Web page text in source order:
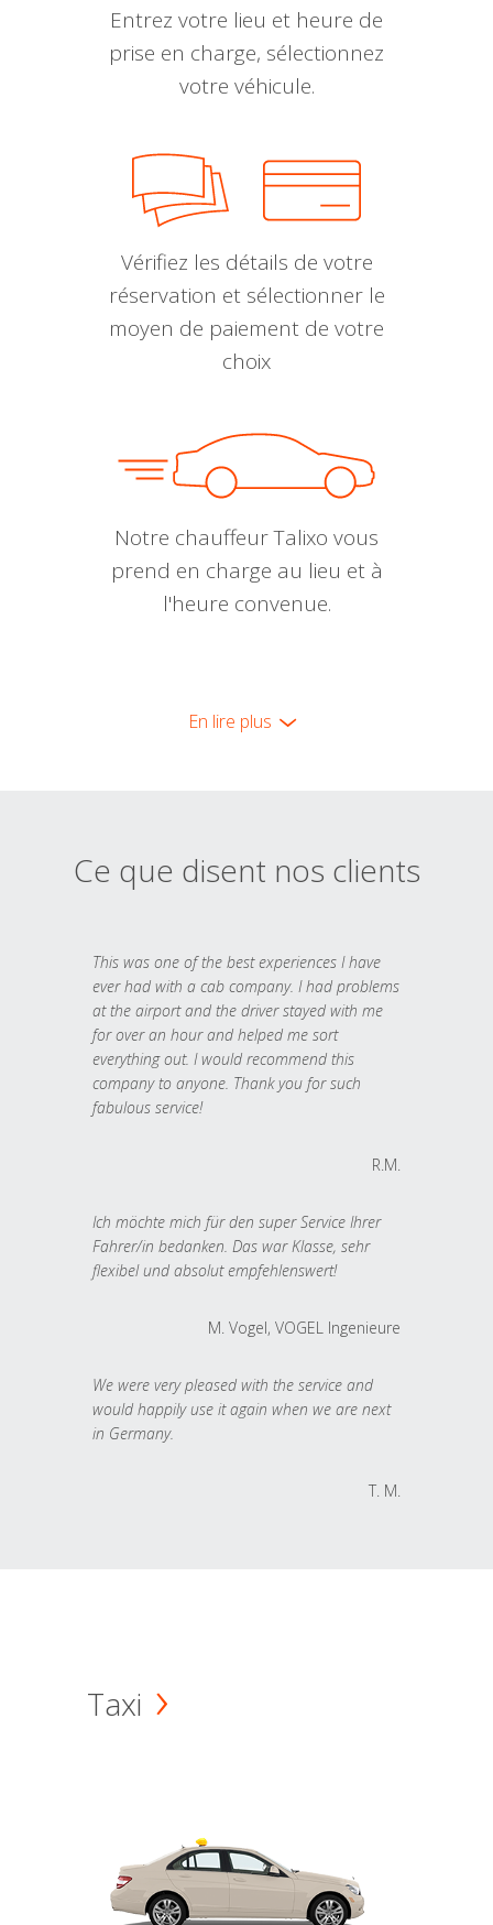
Entrez votre lieu et heure de
prise en charge, sélectionnez
votre véhicule.
Vérifiez les détails de votre
réservation et sélectionner le
moyen de paiement de votre
choix
Notre chauffeur Talixo vous
prend en charge au lieu et à
l'heure convenue.
En lire plus
Ce que disent nos clients
This was one of the best experiences I have
ever had with a cab company. I had problems
at the airport and the driver stayed with me
for over an hour and helped me sort
everything out. I would recommend this
company to anyone. Thank you for such
fabulous service!
R.M.
Ich möchte mich für den super Service Ihrer
Fahrer/in bedanken. Das war Klasse, sehr
flexibel und absolut empfehlenswert!
M. Vogel, VOGEL Ingenieure
We were very pleased with the service and
would happily use it again when we are next
in Germany.
T. M.
Taxi